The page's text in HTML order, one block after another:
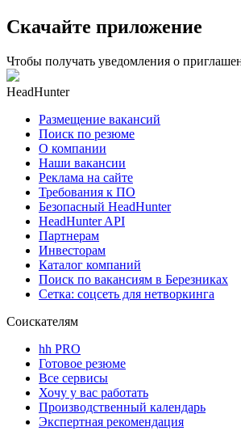
Скачайте приложение
Чтобы получать уведомления о
HeadHunter
Размещение вакансий
Поиск по резюме
О компании
Наши вакансии
Реклама на сайте
Требования к ПО
Безопасный HeadHunter
HeadHunter API
Партнерам
Инвесторам
Каталог компаний
Поиск по вакансиям в Березниках
Сетка: соцсеть для нетворкинга
Соискателям
hh PRO
Готовое резюме
Все сервисы
Хочу у вас работать
Производственный календарь
Экспертная рекомендация